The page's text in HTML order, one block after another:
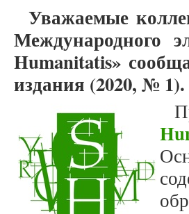
Уважаемые
Международного
Humanitatis»
издания (2020, № 1).